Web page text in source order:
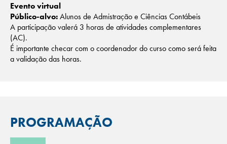
Evento virtual
Público-alvo:Alunos de Admistração e Ciências Contábeis
A participação valerá 3 horas de atividades complementares
(AC).
É importante checar com o coordenador do curso como será feita
a validação das horas.
PROGRAMAÇÃO